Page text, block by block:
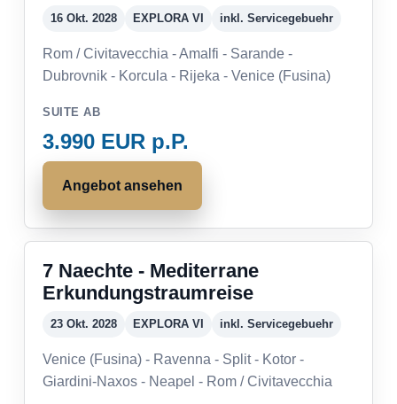
16 Okt. 2028 EXPLORA VI inkl. Servicegebuehr
Rom / Civitavecchia - Amalfi - Sarande -
Dubrovnik - Korcula - Rijeka - Venice (Fusina)
SUITE AB
3.990 EUR p.P.
Angebot ansehen
7 Naechte - Mediterrane
Erkundungstraumreise
23 Okt. 2028 EXPLORA VI inkl. Servicegebuehr
Venice (Fusina) - Ravenna - Split - Kotor -
Giardini-Naxos - Neapel - Rom / Civitavecchia